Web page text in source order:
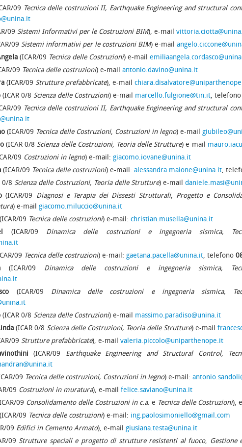
09 Tecnica delle costruzioni II, Earthquake Engineering and structural
09 Sistemi Informativi per le Costruzioni BIM), e-mail
09 Sistemi informativi per le costruzioni BIM) e-mail
(ICAR/09 Tecnica delle Costruzioni) e-mail
09 Tecnica delle costruzioni) e-mail antonio.davino@unina.it
(ICAR/09 Strutture prefabbricate), e-mail
(ICAR 0/8 Scienza delle Costruzioni) e-mail marcello.fulgione@tin.it, telefono
09 Tecnica delle costruzioni II, Earthquake Engineering and structural
(ICAR/09 Tecnica delle Costruzioni, Costruzioni in legno) e-mail
(ICAR 0/8 Scienza delle Costruzioni, Teoria delle Strutture) e-mail
09 Costruzioni in legno) e-mail: giacomo.iovane@unina.it
(ICAR/09 Tecnica delle costruzioni) e-mail: alessandra.maione@unina.it,
0/8 Scienza delle Costruzioni, Teoria delle Strutture) e-mail
(ICAR/09 Diagnosi e Terapia dei Dissesti Strutturali, Progetto e
) e-mail giacomo.miluccio@unina.it
(ICAR/09 Tecnica delle costruzioni) e-mail: christian.musella@unina.it
(ICAR/09 Dinamica delle costruzioni e ingegneria sismica,
09 Tecnica delle costruzioni) e-mail: gaetana.pacella@unina.it, telefono
(ICAR/09 Dinamica delle costruzioni e ingegneria sismica,
(ICAR/09 Dinamica delle costruzioni e ingegneria sismica,
(ICAR 0/8 Scienza delle Costruzioni) e-mail massimo.paradiso@unina.it
(ICAR 0/8 Scienza delle Costruzioni, Teoria delle Strutture) e-mail
09 Strutture prefabbricate), e-mail valeria.piccolo@uniparthenope.it
(ICAR/09 Earthquake Engineering and Structural Control,
09 Tecnica delle costruzioni, Costruzioni in legno) e-mail:
09 Costruzioni in muratura), e-mail felice.saviano@unina.it
09 Consolidamento delle Costruzioni in c.a. e Tecnica delle Costruzioni),
(ICAR/09 Tecnica delle costruzioni) e-mail: ing.paolosimoniello@gmail.com
09 Edifici in Cemento Armato), e-mail giusiana.testa@unina.it
09 Strutture speciali e progetto di strutture resistenti al fuoco, Gestione